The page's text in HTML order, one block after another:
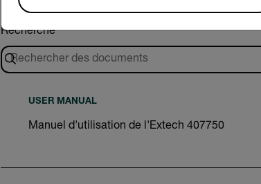
Recherche
USER MANUAL
Manuel d'utilisation de l'Extech 407750